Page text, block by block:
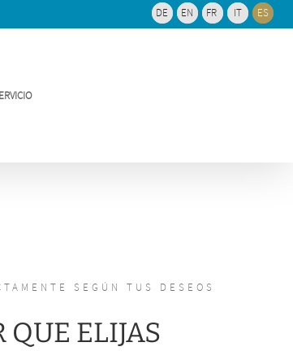
SEGÚN TUS DESEOS
QUE ELIJAS
Bar
Area
DE EN FR IT ES
DE EN FR IT ES